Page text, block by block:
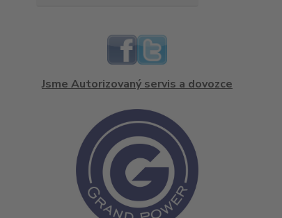
Jsme Autorizovaný servis a dovozce